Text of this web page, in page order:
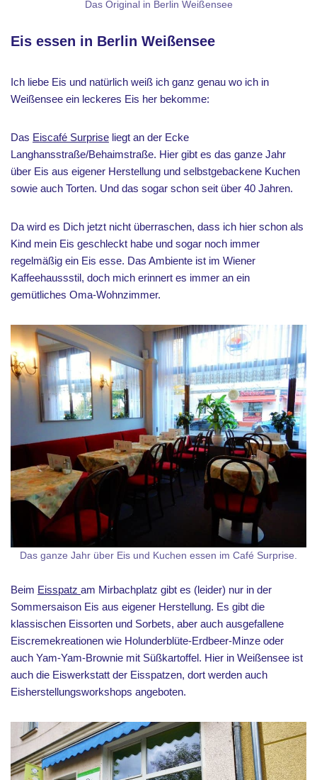
Das Original in Berlin Weißensee
Eis essen in Berlin Weißensee
Ich liebe Eis und natürlich weiß ich ganz genau wo ich in
Weißensee ein leckeres Eis her bekomme:
Das Eiscafé Surprise liegt an der Ecke
Langhansstraße/Behaimstraße. Hier gibt es das ganze Jahr
über Eis aus eigener Herstellung und selbstgebackene Kuchen
sowie auch Torten. Und das sogar schon seit über 40 Jahren.
Da wird es Dich jetzt nicht überraschen, dass ich hier schon als
Kind mein Eis geschleckt habe und sogar noch immer
regelmäßig ein Eis esse. Das Ambiente ist im Wiener
Kaffeehaussstil, doch mich erinnert es immer an ein
gemütliches Oma-Wohnzimmer.
Das ganze Jahr über Eis und Kuchen essen im Café Surprise.
Beim Eisspatz am Mirbachplatz gibt es (leider) nur in der
Sommersaison Eis aus eigener Herstellung. Es gibt die
klassischen Eissorten und Sorbets, aber auch ausgefallene
Eiscremekreationen wie Holunderblüte-Erdbeer-Minze oder
auch Yam-Yam-Brownie mit Süßkartoffel. Hier in Weißensee ist
auch die Eiswerkstatt der Eisspatzen, dort werden auch
Eisherstellungsworkshops angeboten.